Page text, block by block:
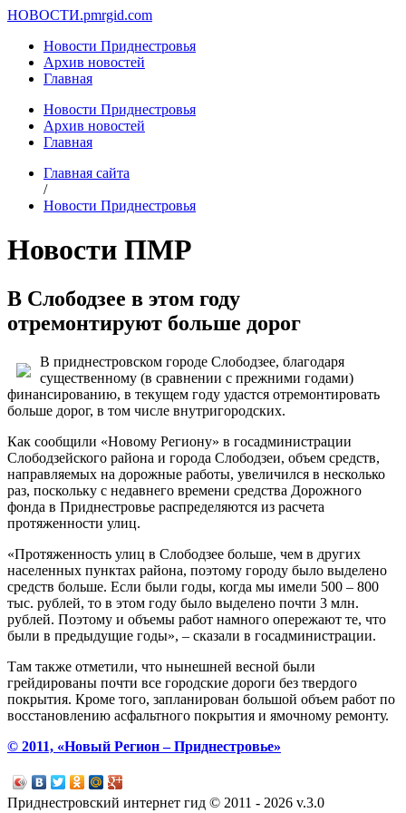
НОВОСТИ.pmrgid.com
Новости Приднестровья
Архив новостей
Главная
Новости Приднестровья
Архив новостей
Главная
Главная сайта
/
Новости Приднестровья
Новости ПМР
В Слободзее в этом году
отремонтируют больше дорог
В приднестровском городе Слободзее, благодаря
существенному (в сравнении с прежними годами)
финансированию, в текущем году удастся отремонтировать
больше дорог, в том числе внутригородских.
Как сообщили «Новому Региону» в госадминистрации
Слободзейского района и города Слободзеи, объем средств,
направляемых на дорожные работы, увеличился в несколько
раз, поскольку с недавнего времени средства Дорожного
фонда в Приднестровье распределяются из расчета
протяженности улиц.
«Протяженность улиц в Слободзее больше, чем в других
населенных пунктах района, поэтому городу было выделено
средств больше. Если были годы, когда мы имели 500 – 800
тыс. рублей, то в этом году было выделено почти 3 млн.
рублей. Поэтому и объемы работ намного опережают те, что
были в предыдущие годы», – сказали в госадминистрации.
Там также отметили, что нынешней весной были
грейдированы почти все городские дороги без твердого
покрытия. Кроме того, запланирован большой объем работ по
восстановлению асфальтного покрытия и ямочному ремонту.
© 2011, «Новый Регион – Приднестровье»
Приднестровский интернет гид © 2011 - 2026 v.3.0